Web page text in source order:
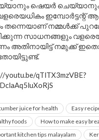
ഷെയർ ചെയ്യാനും
ഇമ്പോർട്ടന്റ്
തന്നെയാണ് നമ്മൾക്ക്
സാധനങ്ങളും
അതിനായിട്ട് നമുക്ക്
youtu.be/qTlTX3mzVBE?
juice for health Easy
foods
How to make easy
kitchen tips malayalam